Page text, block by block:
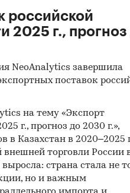
российской
2025 г.,
NeoAnalytics завершила
поставок
на тему «Экспорт
г., прогноз до 2030 г.»,
в Казахстан в 2020–2025
торговли России
страна стала не
но и важным